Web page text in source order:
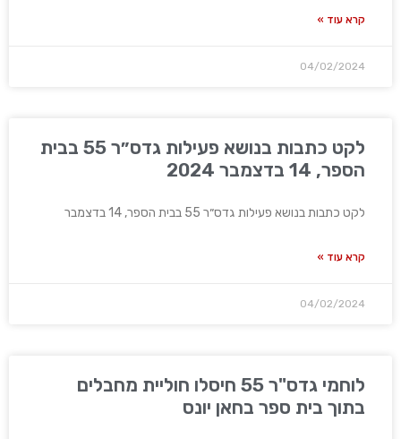
קרא עוד »
04/02/2024
לקט כתבות בנושא פעילות גדס״ר 55 בבית
הספר, 14 בדצמבר 2024
לקט כתבות בנושא פעילות גדס״ר 55 בבית הספר, 14 בדצמבר
קרא עוד »
04/02/2024
לוחמי גדס"ר 55 חיסלו חוליית מחבלים
בתוך בית ספר בחאן יונס